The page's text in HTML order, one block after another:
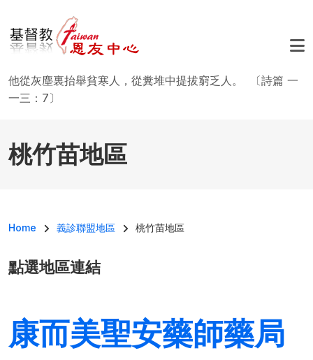
他從灰塵裏抬舉貧寒人，從糞堆中提拔窮乏人。 〔詩篇 一
一三：7〕
桃竹苗地區
導航連結
Home 義診聯盟地區 桃竹苗地區
點選地區連結
康而美聖安藥師藥局